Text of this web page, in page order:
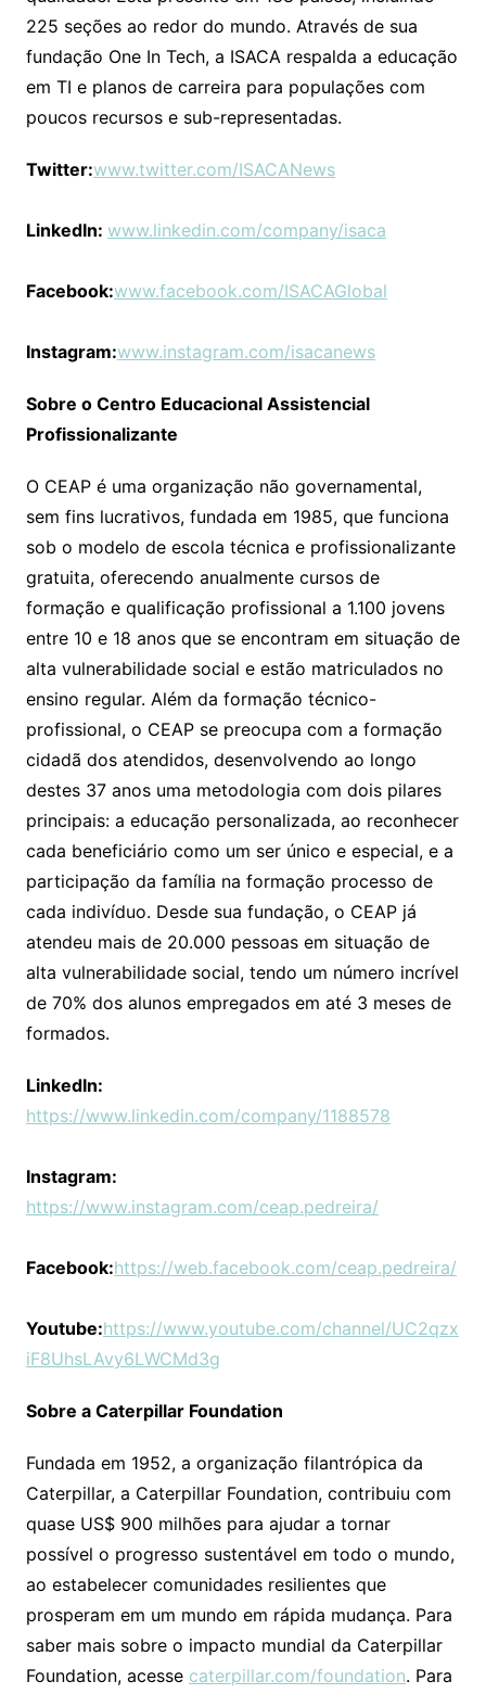
225 seções ao redor do mundo. Através de sua
fundação One In Tech, a ISACA respalda a educação
em TI e planos de carreira para populações com
poucos recursos e sub-representadas.
Twitter:www.twitter.com/ISACANews
LinkedIn: www.linkedin.com/company/isaca
Facebook:www.facebook.com/ISACAGlobal
Instagram:www.instagram.com/isacanews
Sobre o Centro Educacional Assistencial
Profissionalizante
O CEAP é uma organização não governamental,
sem fins lucrativos, fundada em 1985, que funciona
sob o modelo de escola técnica e profissionalizante
gratuita, oferecendo anualmente cursos de
formação e qualificação profissional a 1.100 jovens
entre 10 e 18 anos que se encontram em situação de
alta vulnerabilidade social e estão matriculados no
ensino regular. Além da formação técnico-
profissional, o CEAP se preocupa com a formação
cidadã dos atendidos, desenvolvendo ao longo
destes 37 anos uma metodologia com dois pilares
principais: a educação personalizada, ao reconhecer
cada beneficiário como um ser único e especial, e a
participação da família na formação processo de
cada indivíduo. Desde sua fundação, o CEAP já
atendeu mais de 20.000 pessoas em situação de
alta vulnerabilidade social, tendo um número incrível
de 70% dos alunos empregados em até 3 meses de
formados.
LinkedIn:
https://www.linkedin.com/company/1188578
Instagram:
https://www.instagram.com/ceap.pedreira/
Facebook:https://web.facebook.com/ceap.pedreira/
Youtube:https://www.youtube.com/channel/UC2qzx
iF8UhsLAvy6LWCMd3g
Sobre a Caterpillar Foundation
Fundada em 1952, a organização filantrópica da
Caterpillar, a Caterpillar Foundation, contribuiu com
quase US$ 900 milhões para ajudar a tornar
possível o progresso sustentável em todo o mundo,
ao estabelecer comunidades resilientes que
prosperam em um mundo em rápida mudança. Para
saber mais sobre o impacto mundial da Caterpillar
Foundation, acesse caterpillar.com/foundation. Para